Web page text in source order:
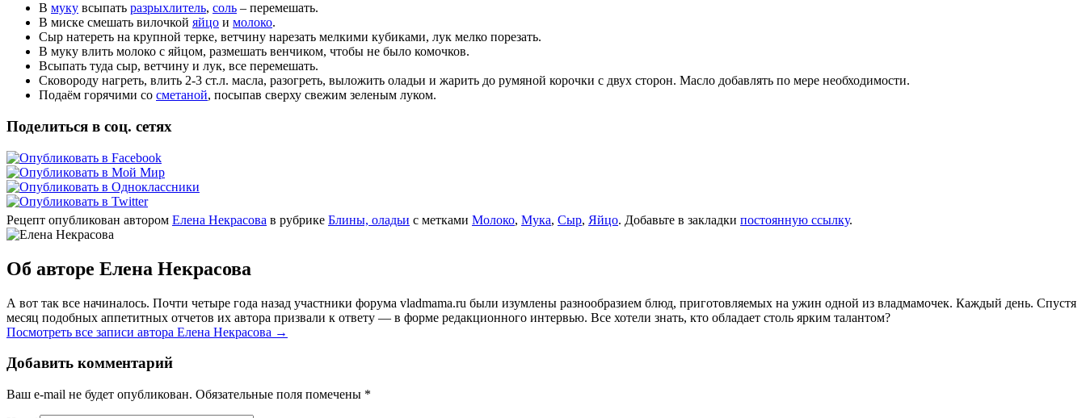
В муку всыпать разрыхлитель, соль – перемешать.
В миске смешать вилочкой яйцо и молоко.
Сыр натереть на крупной терке, ветчину нарезать мелкими кубиками, лук мелко порезать.
В муку влить молоко с яйцом, размешать венчиком, чтобы не было комочков.
Всыпать туда сыр, ветчину и лук, все перемешать.
Сковороду нагреть, влить 2-3 ст.л. масла, разогреть, выложить оладьи и жарить до румяной корочки с двух сторон. Масло добавлять по мере необходимости.
Подаём горячими со сметаной, посыпав сверху свежим зеленым луком.
Поделиться в соц. сетях
Рецепт опубликован автором Елена Некрасова в рубрике Блины, оладьи с метками Молоко, Мука, Сыр, Яйцо. Добавьте в закладки постоянную ссылку.
Об авторе Елена Некрасова
А вот так все начиналось. Почти четыре года назад участники форума vladmama.ru были изумлены разнообразием блюд, приготовляемых на ужин одной из владмамочек. Каждый день. Спустя
месяц подобных аппетитных отчетов их автора призвали к ответу — в форме редакционного интервью. Все хотели знать, кто обладает столь ярким талантом?
Посмотреть все записи автора Елена Некрасова →
Добавить комментарий
Ваш e-mail не будет опубликован. Обязательные поля помечены *